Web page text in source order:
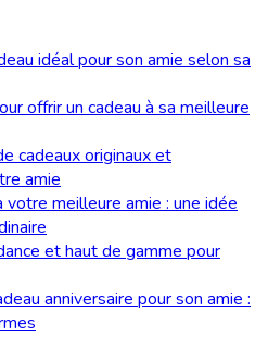
idéal pour son amie selon sa
offrir un cadeau à sa meilleure
cadeaux originaux et
amie
votre meilleure amie : une idée
et haut de gamme pour
anniversaire pour son amie :